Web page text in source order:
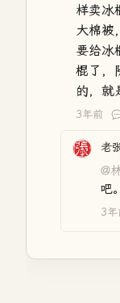
样卖冰
大棉被
要给冰
棍了，
的，就
3年前
老
@
吧。
3年